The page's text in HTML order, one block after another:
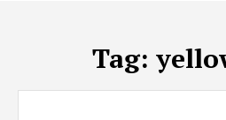
Tag: